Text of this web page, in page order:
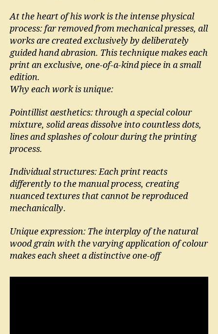
At the heart of his work is the intense physical
process: far removed from mechanical presses, all
works are created exclusively by deliberately
guided hand abrasion. This technique makes each
print an exclusive, one-of-a-kind piece in a small
edition.
Why each work is unique:
Pointillist aesthetics: through a special colour
mixture, solid areas dissolve into countless dots,
lines and splashes of colour during the printing
process.
Individual structures: Each print reacts
differently to the manual process, creating
nuanced textures that cannot be reproduced
mechanically.
Unique expression: The interplay of the natural
wood grain with the varying application of colour
makes each sheet a distinctive one-off